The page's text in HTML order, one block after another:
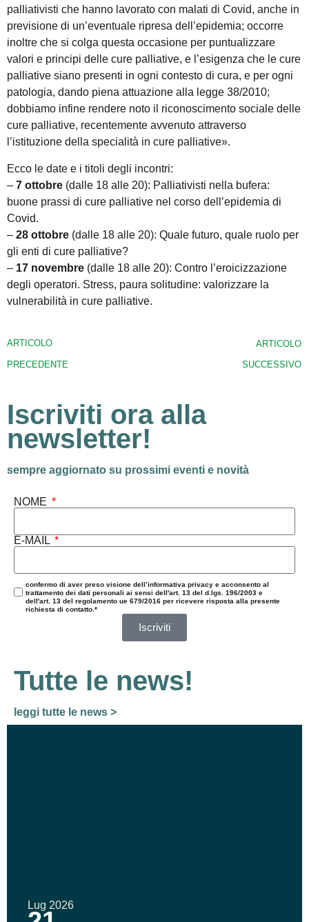
palliativisti che hanno lavorato con malati di Covid, anche in
previsione di un’eventuale ripresa dell’epidemia; occorre
inoltre che si colga questa occasione per puntualizzare
valori e principi delle cure palliative, e l’esigenza che le cure
palliative siano presenti in ogni contesto di cura, e per ogni
patologia, dando piena attuazione alla legge 38/2010;
dobbiamo infine rendere noto il riconoscimento sociale delle
cure palliative, recentemente avvenuto attraverso
l’istituzione della specialità in cure palliative».
Ecco le date e i titoli degli incontri:
– 7 ottobre (dalle 18 alle 20): Palliativisti nella bufera:
buone prassi di cure palliative nel corso dell’epidemia di
Covid.
– 28 ottobre (dalle 18 alle 20): Quale futuro, quale ruolo per
gli enti di cure palliative?
– 17 novembre (dalle 18 alle 20): Contro l’eroicizzazione
degli operatori. Stress, paura solitudine: valorizzare la
vulnerabilità in cure palliative.
ARTICOLO
PRECEDENTE
ARTICOLO
SUCCESSIVO
Iscriviti ora alla
newsletter!
sempre aggiornato su prossimi eventi e novità
NOME
E-MAIL
confermo di aver preso visione dell’informativa privacy e acconsento al
trattamento dei dati personali ai sensi dell'art. 13 del d.lgs. 196/2003 e
dell'art. 13 del regolamento ue 679/2016 per ricevere risposta alla presente
richiesta di contatto.*
Iscriviti
Tutte le news!
leggi tutte le news >
Lug 2026